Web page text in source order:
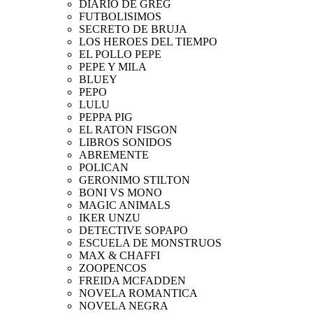
DIARIO DE GREG
FUTBOLISIMOS
SECRETO DE BRUJA
LOS HEROES DEL TIEMPO
EL POLLO PEPE
PEPE Y MILA
BLUEY
PEPO
LULU
PEPPA PIG
EL RATON FISGON
LIBROS SONIDOS
ABREMENTE
POLICAN
GERONIMO STILTON
BONI VS MONO
MAGIC ANIMALS
IKER UNZU
DETECTIVE SOPAPO
ESCUELA DE MONSTRUOS
MAX & CHAFFI
ZOOPENCOS
FREIDA MCFADDEN
NOVELA ROMANTICA
NOVELA NEGRA